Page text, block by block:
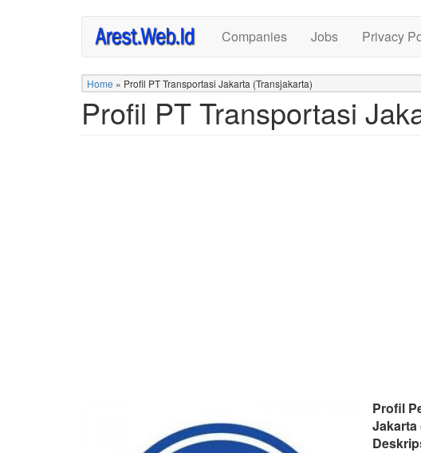
Companies Jobs Privacy
Home » Profil PT Transportasi Jakarta (Transjakarta)
Profil PT Transportasi
Profil
Jakarta